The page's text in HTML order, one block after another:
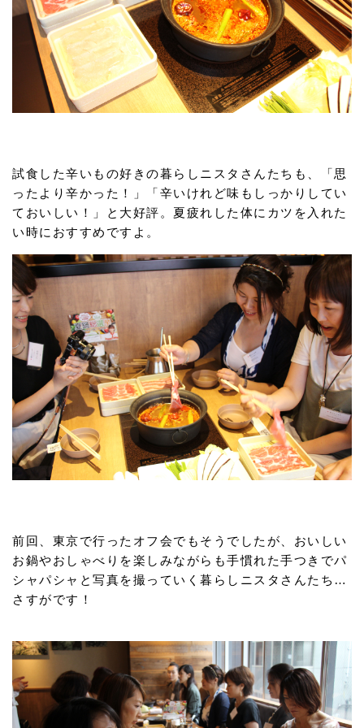
試食した辛いもの好きの暮らしニスタさんたちも、「思
ったより辛かった！」「辛いけれど味もしっかりしてい
ておいしい！」と大好評。夏疲れした体にカツを入れた
い時におすすめですよ。
前回、東京で行ったオフ会でもそうでしたが、おいしい
お鍋やおしゃべりを楽しみながらも手慣れた手つきでパ
シャパシャと写真を撮っていく暮らしニスタさんたち…
さすがです！